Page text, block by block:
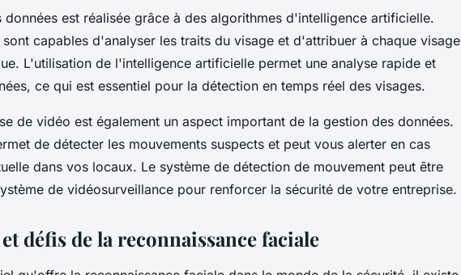
données est réalisée grâce à des algorithmes d'intelligence artificielle.
capables d'analyser les traits du visage et d'attribuer à chaque visage
L'utilisation de l'intelligence artificielle permet une analyse rapide et
ce qui est essentiel pour la détection en temps réel des visages.
de vidéo est également un aspect important de la gestion des données.
de détecter les mouvements suspects et peut vous alerter en cas
dans vos locaux. Le système de détection de mouvement peut être
de vidéosurveillance pour renforcer la sécurité de votre entreprise.
défis de la reconnaissance faciale